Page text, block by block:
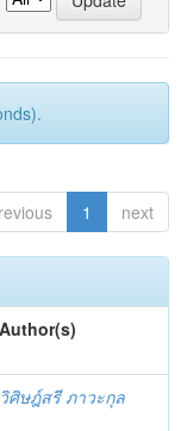
1 next
Author(s)
วิศิษฎ์สรี ภาวะกุล